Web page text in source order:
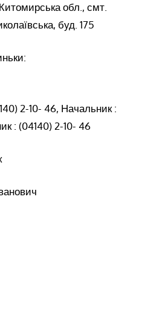
обл., смт.
буд. 175
2-10- 46, Начальник :
: (04140) 2-10- 46